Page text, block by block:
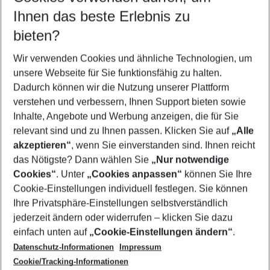
Reisezeitraum wählen
07.08.26– 05.08.27 5-8 Nächte
2 Erwachsene Keine Kinder
Mehr Filter anzeigen
Footer
Footer navigation
Über uns
AGB
Cookie-Einstellungen ändern
Cookie-Richtlinie
Datenschutz
Service & Hilfe
Barrierefreies Reisen
Check-in
Folgen Sie uns
Ihnen das beste Erlebnis zu
bieten?
Wir verwenden Cookies und ähnliche Technologien, um
unsere Webseite für Sie funktionsfähig zu halten.
Dadurch können wir die Nutzung unserer Plattform
verstehen und verbessern, Ihnen Support bieten sowie
Inhalte, Angebote und Werbung anzeigen, die für Sie
relevant sind und zu Ihnen passen. Klicken Sie auf „Alle
akzeptieren“, wenn Sie einverstanden sind. Ihnen reicht
das Nötigste? Dann wählen Sie „Nur notwendige
Cookies“. Unter „Cookies anpassen“ können Sie Ihre
Cookie-Einstellungen individuell festlegen. Sie können
Ihre Privatsphäre-Einstellungen selbstverständlich
jederzeit ändern oder widerrufen – klicken Sie dazu
einfach unten auf „Cookie-Einstellungen ändern“.
Datenschutz-Informationen
Impressum
Cookie/Tracking-Informationen